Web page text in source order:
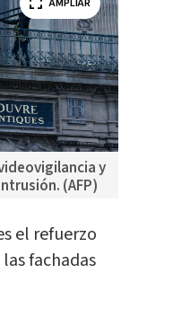
y
(AFP)
AMPLIAR
el refuerzo
fachadas